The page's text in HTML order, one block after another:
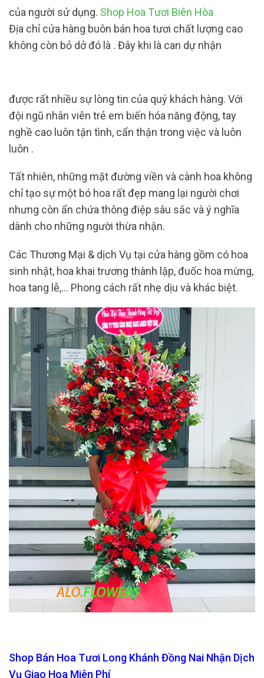
của người sử dụng. Shop Hoa Tươi Biên Hòa
Địa chỉ cửa hàng buôn bán hoa tươi chất lượng cao
không còn bỏ dở đó là . Đây khi là can dự nhận
được rất nhiều sự lòng tin của quý khách hàng. Với
đội ngũ nhân viên trẻ em biến hóa năng động, tay
nghề cao luôn tận tình, cẩn thận trong việc và luôn
luôn .
Tất nhiên, những mặt đường viền và cành hoa không
chỉ tạo sự một bó hoa rất đẹp mang lại người chơi
nhưng còn ẩn chứa thông điệp sâu sắc và ý nghĩa
dành cho những người thừa nhận.
Các Thương Mại & dịch Vụ tại cửa hàng gồm có hoa
sinh nhật, hoa khai trương thành lập, đuốc hoa mừng,
hoa tang lễ,… Phong cách rất nhẹ dịu và khác biệt.
Shop Bán Hoa Tươi Long Khánh Đồng Nai Nhận Dịch
Vụ Giao Hoa Miên Phí